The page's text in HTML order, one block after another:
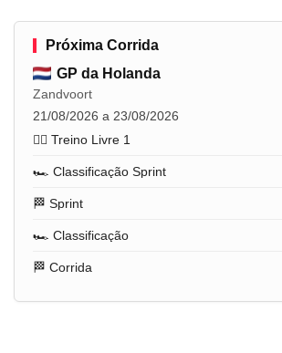
Próxima Corrida
GP da Holanda
Zandvoort
21/08/2026 a 23/08/2026
🏋️‍♂️ Treino Livre 1
🏎️ Classificação Sprint
🏁 Sprint
🏎️ Classificação
🏁 Corrida